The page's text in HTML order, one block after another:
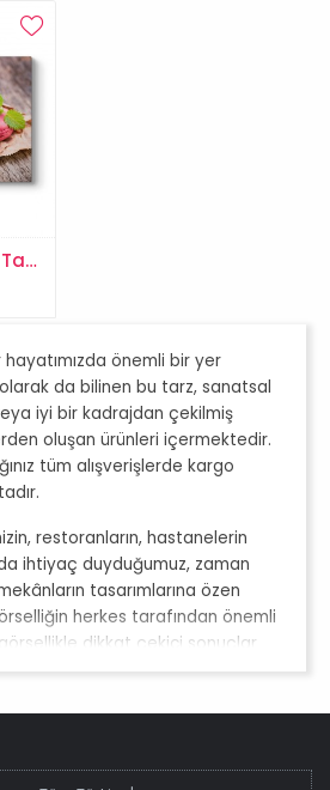
Renkli Makaronlar Tablosu
önemli bir yer
da bilinen bu tarz, sanatsal
iyi bir kadrajdan çekilmiş
oluşan ürünleri içermektedir.
tüm alışverişlerde kargo
restoranların, hastanelerin
ihtiyaç duyduğumuz, zaman
tasarımlarına özen
herkes tarafından önemli
dikkat çekici sonuçlar
özeni arttırmaktadır. Bu
tabloların başında gelmektedir.